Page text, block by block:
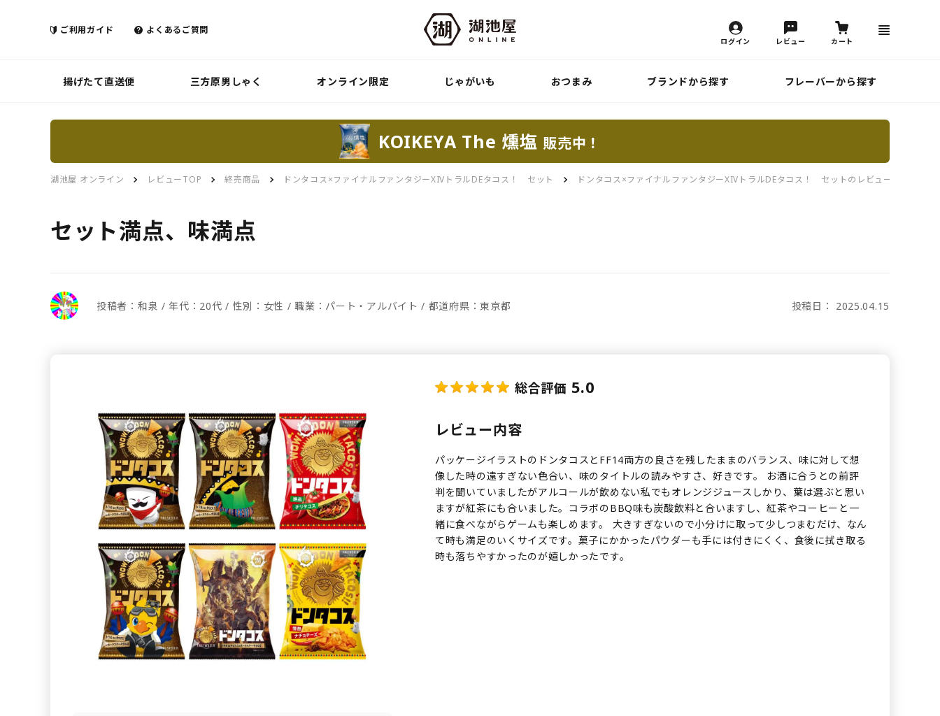
ご利用ガイド よくあるご質問
ログイン レビュー カート
揚げたて直送便 三方原男しゃく オンライン限定 じゃがいも おつまみ ブランドから探す フレーバーから探す
KOIKEYA The 燻塩 販売中！
湖池屋 オンライン レビューTOP 終売商品 ドンタコス×ファイナルファンタジーXIVトラルDEタコス！ セット ドンタコス×ファイナルファンタジーXIVトラルDEタコス！ セットのレビュー一覧
セット満点、味満点
投稿者：和泉 / 年代：20代 / 性別：女性 / 職業：パート・アルバイト / 都道府県：東京都 投稿日： 2025.04.15
総合評価 5.0
レビュー内容
パッケージイラストのドンタコスとFF14両方の良さを残したままのバランス、味に対して想
像した時の遠すぎない色合い、味のタイトルの読みやすさ、好きです。 お酒に合うとの前評
判を聞いていましたがアルコールが飲めない私でもオレンジジュースしかり、葉は選ぶと思い
ますが紅茶にも合いました。コラボのBBQ味も炭酸飲料と合いますし、紅茶やコーヒーと一
緒に食べながらゲームも楽しめます。 大きすぎないので小分けに取って少しつまむだけ、なん
て時も満足のいくサイズです。菓子にかかったパウダーも手には付きにくく、食後に拭き取る
時も落ちやすかったのが嬉しかったです。